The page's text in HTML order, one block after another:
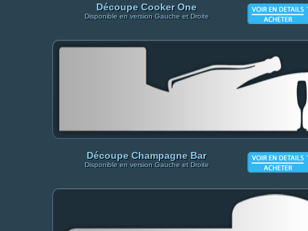
Découpe Cooker One
Disponible en version Gauche et Droite
Découpe Champagne Bar
Disponible en version Gauche et Droite